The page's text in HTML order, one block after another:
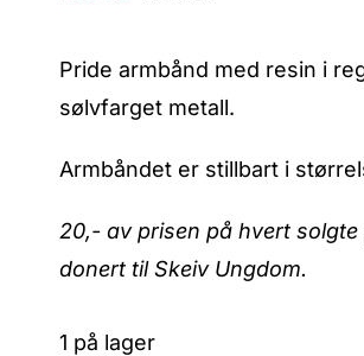
Pride armbånd med resin i
sølvfarget metall.
Armbåndet er stillbart i
20,- av prisen på hvert
donert til Skeiv Ungdom.
1 på lager